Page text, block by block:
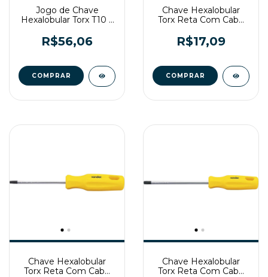
Jogo de Chave
Hexalobular Torx T10 a
R$56,06
Chave Hexalobular
Torx Reta Com Cabo
R$17,09
Chave Hexalobular
Torx Reta Com Cabo
Chave Hexalobular
Torx Reta Com Cabo